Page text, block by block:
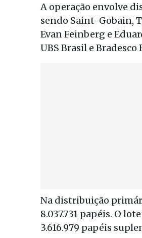
A operação envolve
sendo Saint-Gobain,
Evan Feinberg e
UBS Brasil e Bradesco
Na distribuição
8.037.731 papéis. O
3.616.979 papéis